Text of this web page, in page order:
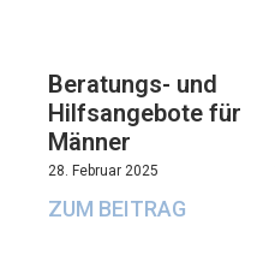
Beratungs- und
Hilfsangebote für
Männer
28. Februar 2025
ZUM BEITRAG